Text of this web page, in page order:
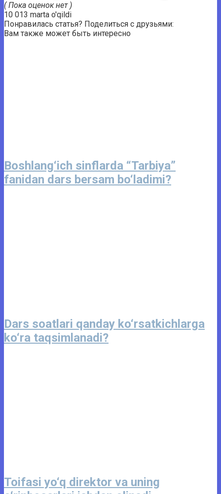
( Пока оценок нет )
10 013 marta o'qildi
Понравилась статья? Поделиться с друзьями:
Вам также может быть интересно
Boshlang‘ich sinflarda “Tarbiya”
fanidan dars bersam bo‘ladimi?
Dars soatlari qanday ko‘rsatkichlarga
ko‘ra taqsimlanadi?
Toifasi yo‘q direktor va uning